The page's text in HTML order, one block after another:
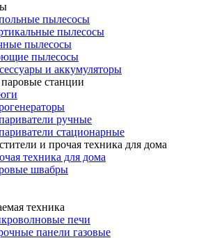
пылесосы
пылесосы
пылесосы
пылесосы
и аккумуляторы
станции
ручные
стационарные
и прочая техника для дома
техника для дома
швабры
техника
печи
панели газовые